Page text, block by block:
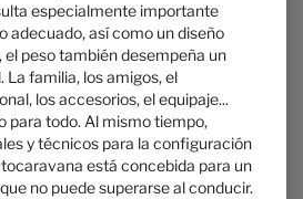
580
2 - 3
Plazas noche
3500 kg
especialmente importante
adecuado, así como un diseño
peso también desempeña un
La familia, los amigos, el
los accesorios, el equipaje...
para todo. Al mismo tiempo,
y técnicos para la configuración
está concebida para un
no puede superarse al conducir.